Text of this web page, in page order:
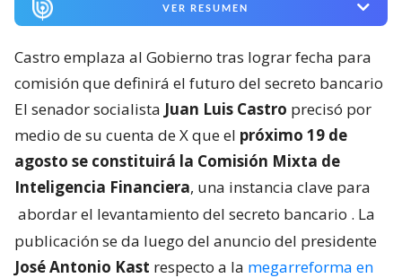
VER RESUMEN
Castro emplaza al Gobierno tras lograr fecha para
comisión que definirá el futuro del secreto bancario
El senador socialista Juan Luis Castro precisó por
medio de su cuenta de X que el próximo 19 de
agosto se constituirá la Comisión Mixta de
Inteligencia Financiera, una instancia clave para
abordar el levantamiento del secreto bancario . La
publicación se da luego del anuncio del presidente
José Antonio Kast respecto a la megarreforma en